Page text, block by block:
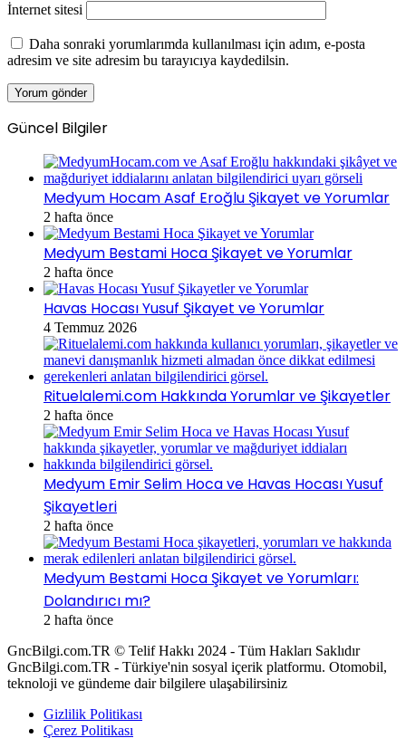
İnternet sitesi
Daha sonraki yorumlarımda kullanılması için adım, e-posta
adresim ve site adresim bu tarayıcıya kaydedilsin.
Güncel Bilgiler
Medyum Hocam Asaf Eroğlu Şikayet ve Yorumlar
2 hafta önce
Medyum Bestami Hoca Şikayet ve Yorumlar
2 hafta önce
Havas Hocası Yusuf Şikayet ve Yorumlar
4 Temmuz 2026
Rituelalemi.com Hakkında Yorumlar ve Şikayetler
2 hafta önce
Medyum Emir Selim Hoca ve Havas Hocası Yusuf
Şikayetleri
2 hafta önce
Medyum Bestami Hoca Şikayet ve Yorumları:
Dolandırıcı mı?
2 hafta önce
GncBilgi.com.TR © Telif Hakkı 2024 - Tüm Hakları Saklıdır
GncBilgi.com.TR - Türkiye'nin sosyal içerik platformu. Otomobil,
teknoloji ve gündeme dair bilgilere ulaşabilirsiniz
Gizlilik Politikası
Çerez Politikası